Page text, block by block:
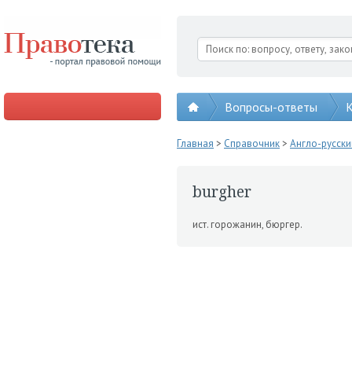
Вопросы-ответы
Главная > Справочник> Англо-
burgher
ист. горожанин, бюргер.